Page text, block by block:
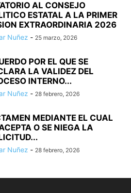
AL CONSEJO
ESTATAL A LA PRIMER
EXTRAORDINARIA 2026
Nuñez - 25 marzo, 2026
POR EL QUE SE
LA VALIDEZ DEL
INTERNO...
Nuñez - 28 febrero, 2026
MEDIANTE EL CUAL
O SE NIEGA LA
Nuñez - 28 febrero, 2026